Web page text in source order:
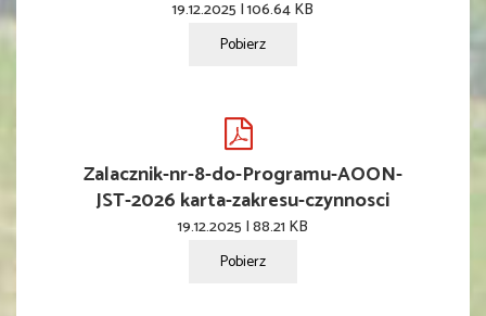
19.12.2025 | 106.64 KB
Pobierz
Zalacznik-nr-8-do-Programu-AOON-
JST-2026 karta-zakresu-czynnosci
19.12.2025 | 88.21 KB
Pobierz